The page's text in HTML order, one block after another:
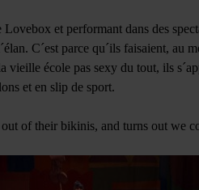
Lovebox et performant dans des
C´est parce qu´ils faisaient, au
vieille école pas sexy du tout, ils
et en slip de sport.
of their bikinis, and turns out we